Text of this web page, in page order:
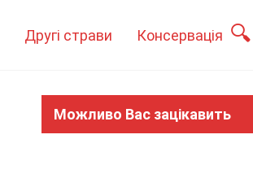
Другі страви Консервація
Можливо Вас зацікавить